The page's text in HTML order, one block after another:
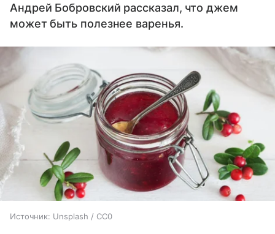
Андрей Бобровский рассказал, что джем
может быть полезнее варенья.
Источник: Unsplash / CC0